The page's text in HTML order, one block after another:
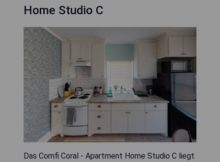
Home Studio C
Das Comfi Coral - Apartment Home Studio C liegt